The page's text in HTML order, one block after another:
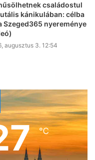
családostul
kánikulában: célba
Szeged365 nyereménye
augusztus 3. 12:54
℃